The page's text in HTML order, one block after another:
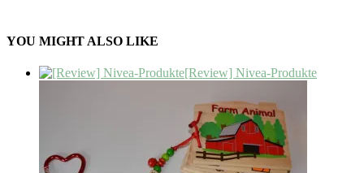
YOU MIGHT ALSO LIKE
[Review] Nivea-Produkte